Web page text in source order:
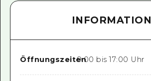
INFORMATION
Öffnungszeiten9:00 bis 17:00 Uhr